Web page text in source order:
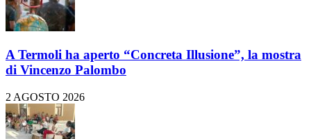
A Termoli ha aperto “Concreta Illusione”, la mostra
di Vincenzo Palombo
2 AGOSTO 2026